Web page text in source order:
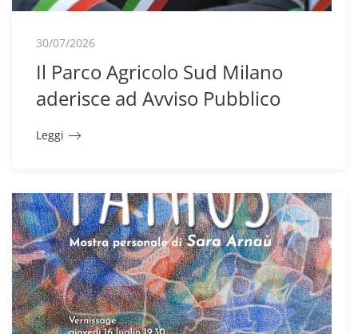
30/07/2026
Il Parco Agricolo Sud Milano
aderisce ad Avviso Pubblico
Leggi